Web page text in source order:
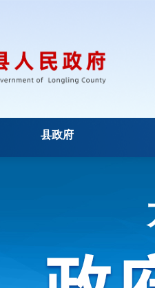
县政府